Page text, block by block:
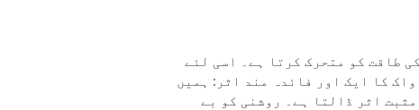
طاقت کو متحرک کرتا ہے۔ اسی لئے
کا ایک اور فائدہ مند اثر: ہمیں
اثر ڈالتا ہے۔ روشنی کو بے